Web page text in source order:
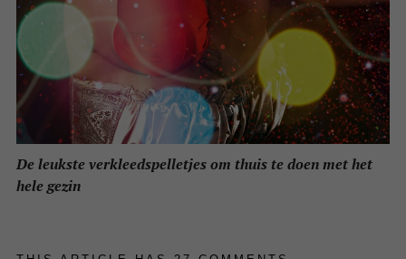
De leukste verkleedspelletjes om thuis te doen met het
hele gezin